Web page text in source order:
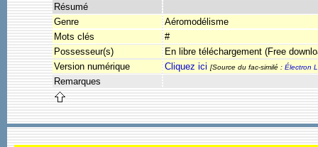
Résumé
Genre
Aéromodélisme
Mots clés
#
Possesseur(s)
En libre téléchargement (Free
Version numérique
Cliquez ici [Source du fac-similé : Électron
Remarques